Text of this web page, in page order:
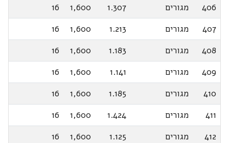
406
מגורים 1.307
1,600
16
407
מגורים 1.213
1,600
16
408
מגורים 1.183
1,600
16
409
מגורים 1.141
1,600
16
410
מגורים 1.185
1,600
16
411
מגורים 1.424
1,600
16
412
מגורים 1.125
1,600
16